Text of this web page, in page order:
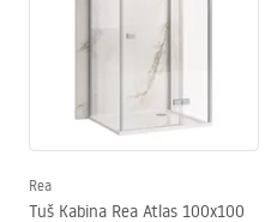
Rea
Tuš Kabina Rea Atlas 100x100